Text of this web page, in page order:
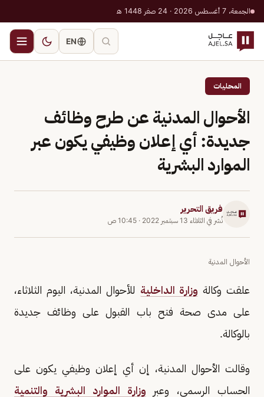
الجمعة، 7 أغسطس 2026 · 24 صفر 1448 هـ
EN
المحليات
الأحوال المدنية عن طرح وظائف
جديدة: أي إعلان وظيفي يكون عبر
الموارد البشرية
فريق التحرير
نُشر في الثلاثاء 13 سبتمبر 2022 · 10:45 ص
الأحوال المدنية
علقت وكالة وزارة الداخلية للأحوال المدنية، اليوم الثلاثاء،
على مدى صحة فتح باب القبول على وظائف جديدة
بالوكالة.
وقالت الأحوال المدنية، إن أي إعلان وظيفي يكون على
الحساب الرسمي، وعبر وزارة الموارد البشرية والتنمية